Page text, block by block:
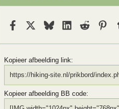
Facebook BlueskyLinkedIn
Reddit
Kopieer afbeelding link
Kopieer afbeelding BB code